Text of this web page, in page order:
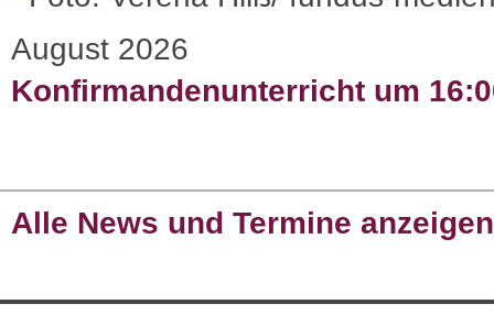
August 2026
Konfirmandenunterricht um
Alle News und Termine anzeigen